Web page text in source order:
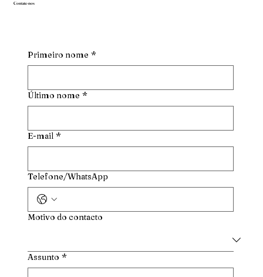
Contate-nos
Primeiro nome *
Último nome *
E-mail *
Telefone/WhatsApp
Motivo do contacto
Assunto *